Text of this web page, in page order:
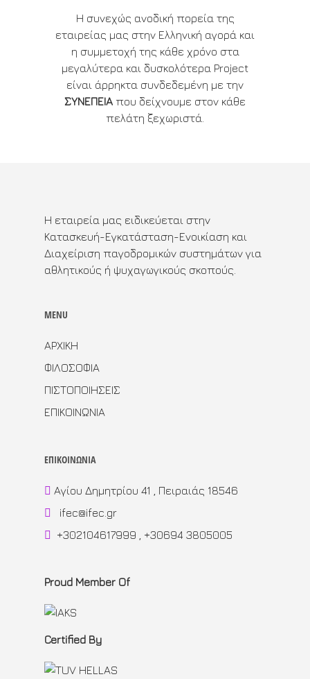
Η συνεχώς ανοδική πορεία της
εταιρείας μας στην Ελληνική αγορά και
η συμμετοχή της κάθε χρόνο στα
μεγαλύτερα και δυσκολότερα Project
είναι άρρηκτα συνδεδεμένη με την
ΣΥΝΕΠΕΙΑ που δείχνουμε στον κάθε
πελάτη ξεχωριστά.
Η εταιρεία μας ειδικεύεται στην
Κατασκευή-Εγκατάσταση-Ενοικίαση και
Διαχείριση παγοδρομικών συστημάτων για
αθλητικούς ή ψυχαγωγικούς σκοπούς.
MENU
ΑΡΧΙΚΗ
ΦΙΛΟΣΟΦΙΑ
ΠΙΣΤΟΠΟΙΗΣΕΙΣ
ΕΠΙΚΟΙΝΩΝΙΑ
ΕΠΙΚΟΙΝΩΝΙΑ
Αγίου Δημητρίου 41 , Πειραιάς 18546
ifec@ifec.gr
+302104617999 , +30694 3805005
Proud Member Of
Certified By